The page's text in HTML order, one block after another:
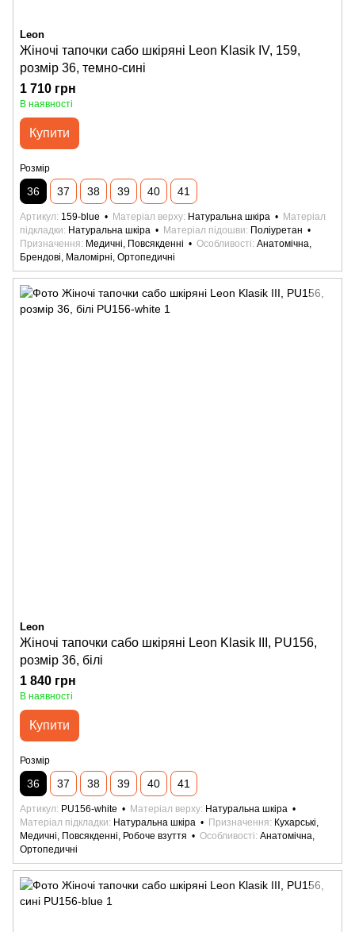
Leon
Жіночі тапочки сабо шкіряні Leon Klasik IV, 159,
розмір 36, темно-сині
1 710 грн
В наявності
Купити
Розмір
36 37 38 39 40 41
Артикул 159-blue Матеріал верху Натуральна шкіра
Матеріал
підкладки
Натуральна шкіра Матеріал підошви
Поліуретан
Призначення
Медичні, Повсякденні Особливості Анатомічна,
Брендові, Маломірні, Ортопедичні
Leon
Жіночі тапочки сабо шкіряні Leon Klasik III, PU156,
розмір 36, білі
1 840 грн
В наявності
Купити
Розмір
36 37 38 39 40 41
Артикул PU156-white Матеріал верху Натуральна шкіра
Матеріал підкладки
Натуральна шкіра Призначення
Кухарські,
Медичні, Повсякденні, Робоче взуття
Особливості Анатомічна,
Ортопедичні